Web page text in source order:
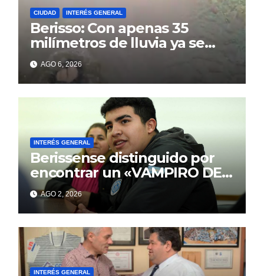
CIUDAD INTERÉS GENERAL
Berisso: Con apenas 35
milímetros de lluvia ya se
sienten los problemas
AGO 6, 2026
INTERÉS GENERAL
Berissense distinguido por
encontrar un «VAMPIRO DE
MAR»
AGO 2, 2026
INTERÉS GENERAL